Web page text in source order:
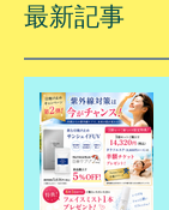
最新記事